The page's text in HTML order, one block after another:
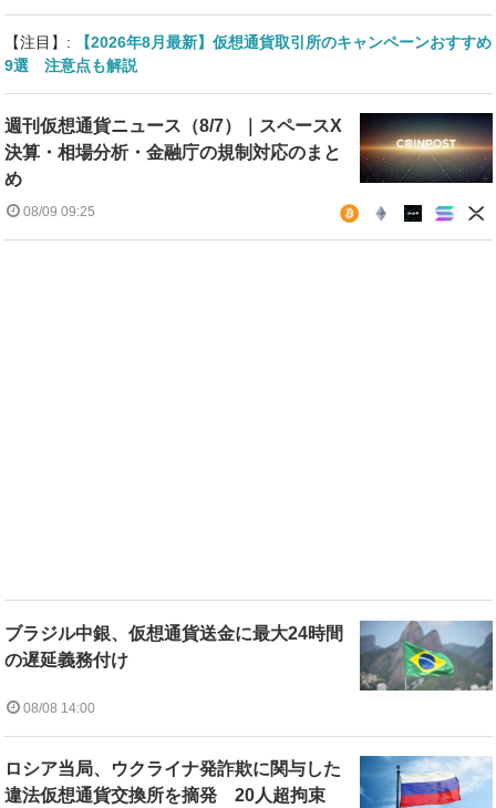
【注目】:
【2026年8月最新】仮想通貨取引所のキャンペーンおすすめ
9選 注意点も解説
週刊仮想通貨ニュース（8/7）｜スペースX
決算・相場分析・金融庁の規制対応のまと
め
08/09 09:25
ブラジル中銀、仮想通貨送金に最大24時間
の遅延義務付け
08/08 14:00
ロシア当局、ウクライナ発詐欺に関与した
違法仮想通貨交換所を摘発 20人超拘束